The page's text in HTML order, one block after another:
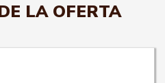
LA OFERTA